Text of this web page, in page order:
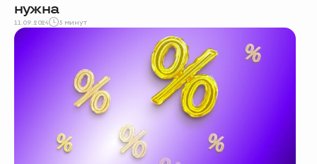
нужна
11.09.2024 5 минут